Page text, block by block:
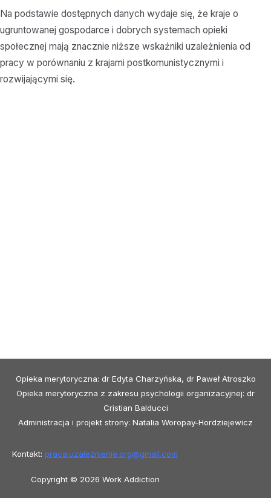
Na podstawie dostępnych danych wydaje się, że kraje o
ugruntowanej gospodarce i dobrych systemach opieki
społecznej mają znacznie niższe wskaźniki uzależnienia od
pracy w porównaniu z krajami postkomunistycznymi i
rozwijającymi się.
Opieka merytoryczna: dr Edyta Charzyńska, dr Paweł Atroszko
Opieka merytoryczna z zakresu psychologii organizacyjnej: dr
Cristian Balducci
Administracja i projekt strony: Natalia Woropay-Hordziejewicz
Kontakt: praca.uzależnienie.org@gmail.com
Copyright © 2026 Work Addiction